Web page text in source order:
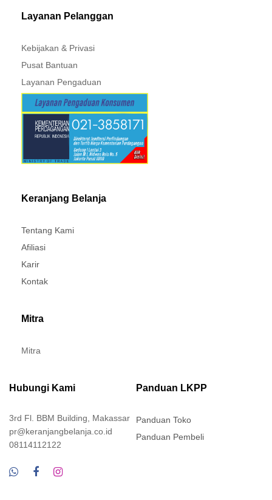
Layanan Pelanggan
Kebijakan & Privasi
Pusat Bantuan
Layanan Pengaduan
Keranjang Belanja
Tentang Kami
Afiliasi
Karir
Kontak
Mitra
Mitra
Hubungi Kami
3rd Fl. BBM Building, Makassar
pr@keranjangbelanja.co.id
08114112122
Panduan LKPP
Panduan Toko
Panduan Pembeli